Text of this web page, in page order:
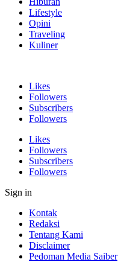
Lifestyle
Opini
Traveling
Kuliner
Likes
Followers
Subscribers
Followers
Likes
Followers
Subscribers
Followers
Sign in
Kontak
Redaksi
Tentang Kami
Disclaimer
Pedoman Media Saiber